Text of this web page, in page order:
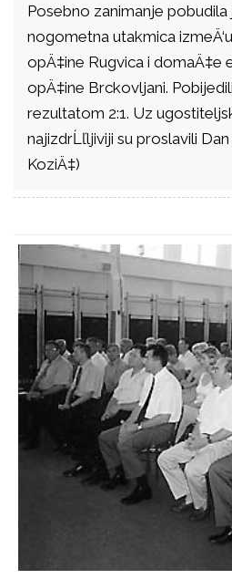
Posebno zanimanje
nogometna utakmica
opÄ‡ine Rugvica i domaÄ‡e
opÄ‡ine Brckovljani.
rezultatom 2:1. Uz
najizdrĹľljiviji su proslavili
KoziÄ‡)